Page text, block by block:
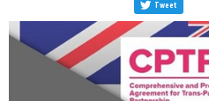
Tweet